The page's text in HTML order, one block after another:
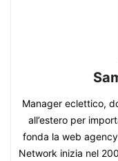
Manager eclettico,
all’estero per
fonda la web agency
Network inizia nel